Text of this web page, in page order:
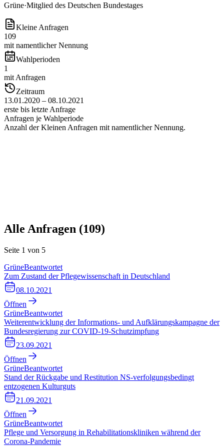
Grüne·Mitglied des Deutschen Bundestages
Kleine Anfragen
109
mit namentlicher Nennung
Wahlperioden
1
mit Anfragen
Zeitraum
13.01.2020 – 08.10.2021
erste bis letzte Anfrage
Anfragen je Wahlperiode
Anzahl der Kleinen Anfragen mit namentlicher Nennung.
Alle Anfragen (109)
Seite 1 von 5
GrüneBeantwortet
Zum Zustand der Pflegewissenschaft in Deutschland
08.10.2021
Öffnen
GrüneBeantwortet
Weiterentwicklung der Informations- und Aufklärungskampagne der
Bundesregierung zur COVID-19-Schutzimpfung
23.09.2021
Öffnen
GrüneBeantwortet
Stand der Rückgabe und Restitution NS-verfolgungsbedingt
entzogenen Kulturguts
21.09.2021
Öffnen
GrüneBeantwortet
Pflege und Versorgung in Rehabilitationskliniken während der
Corona-Pandemie